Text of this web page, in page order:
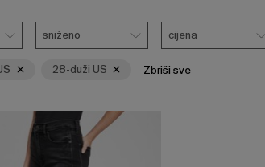
Sniženo
sniženo
Cijena
cijena
28-duži US Zbriši sve